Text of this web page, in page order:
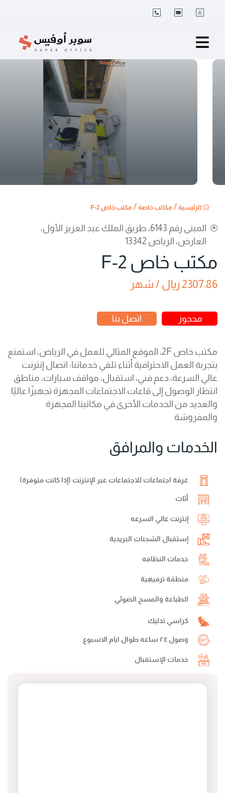
الرئيسية / مكاتب خاصة / مكتب خاص 2-F
المبنى رقم 6143، طريق الملك عبد العزيز الأول،
العارض، الرياض 13342
مكتب خاص 2-F
2307.86 ريال / شهر
محجوز اتصل بنا
مكتب خاص 2F، الموقع المثالي للعمل في الرياض، استمتع
بتجربة العمل الاحترافية أثناء تلقي خدماتنا: اتصال إنترنت
عالي السرعة، دعم فني، استقبال، مواقف سيارات، مناطق
انتظار الوصول إلى قاعات الاجتماعات المجهزة تجهيزًا عاليًا
والعديد من الخدمات الأخرى في مكاتبنا المجهزة
والمفروشة
الخدمات والمرافق
غرفة اجتماعات للاجتماعات عبر الإنترنت (إذا كانت متوفرة)
أثاث
إنترنت عالي السرعه
إستقبال الشحنات البريدية
خدمات النظافه
منطقة ترفيهية
الطباعة والمسح الضوئي
كراسي تدليك
وصول ٢٤ ساعه طوال ايام الاسبوع
خدمات الإستقبال